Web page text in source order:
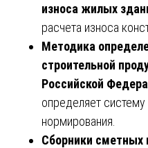
износа жилых
расчета износа
Методика
строительной
Российской
определяет
нормирования.
Сборники сметных